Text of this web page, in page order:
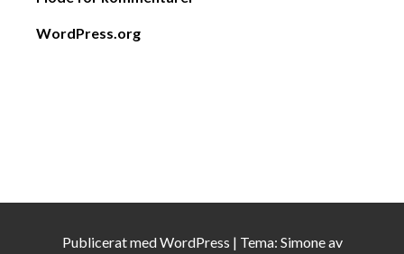
WordPress.org
Publicerat medWordPress | Tema: Simoneav